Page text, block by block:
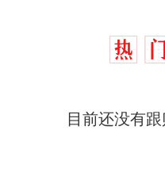
目前还没有
全部